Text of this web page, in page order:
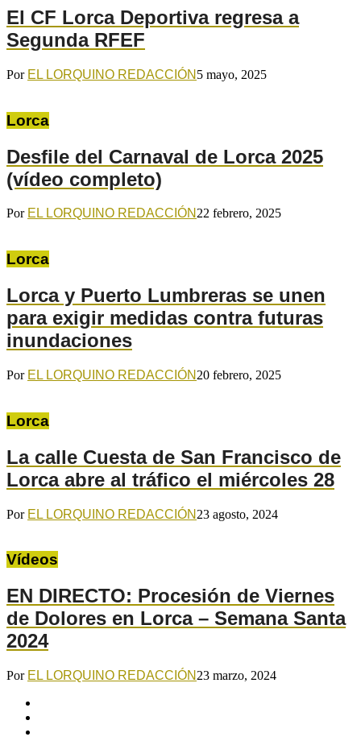
El CF Lorca Deportiva regresa a
Segunda RFEF
Por EL LORQUINO REDACCIÓN 5 mayo, 2025
Lorca
Desfile del Carnaval de Lorca 2025
(vídeo completo)
Por EL LORQUINO REDACCIÓN22 febrero, 2025
Lorca
Lorca y Puerto Lumbreras se unen
para exigir medidas contra futuras
inundaciones
Por EL LORQUINO REDACCIÓN 20 febrero, 2025
Lorca
La calle Cuesta de San Francisco de
Lorca abre al tráfico el miércoles 28
Por EL LORQUINO REDACCIÓN 23 agosto, 2024
Vídeos
EN DIRECTO: Procesión de Viernes
de Dolores en Lorca – Semana Santa
2024
Por EL LORQUINO REDACCIÓN 23 marzo, 2024